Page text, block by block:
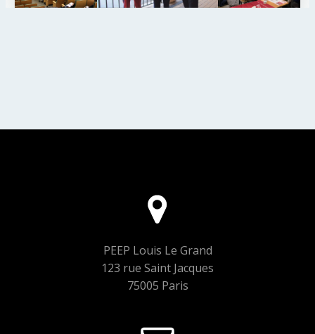
PEEP Louis Le Grand
123 rue Saint Jacques
75005 Paris